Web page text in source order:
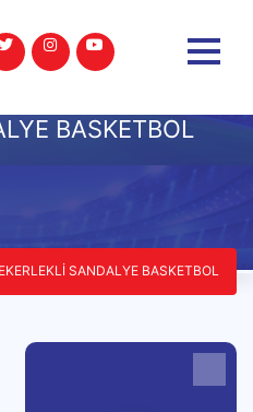
BASKETBOL
SANDALYE BASKETBOL